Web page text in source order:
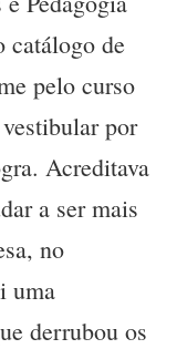
catálogo de
pelo curso
por
Acreditava
a ser mais
no
uma
derrubou os